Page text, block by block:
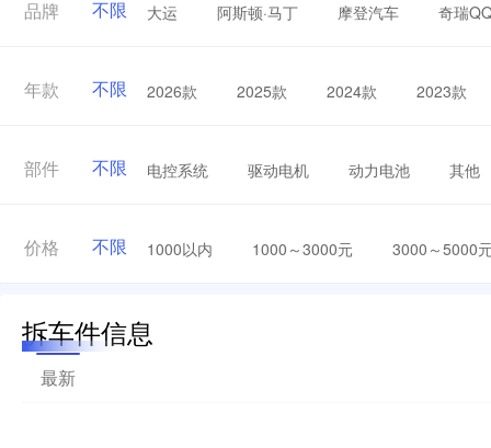
品牌 不限 大运 阿斯顿·马丁 摩登汽车 奇瑞
年款 不限 2026款 2025款 2024款 2023款
部件 不限 电控系统 驱动电机 动力电池 其他
价格 不限 1000以内 1000～3000元 3000～5000
拆车件信息
最新